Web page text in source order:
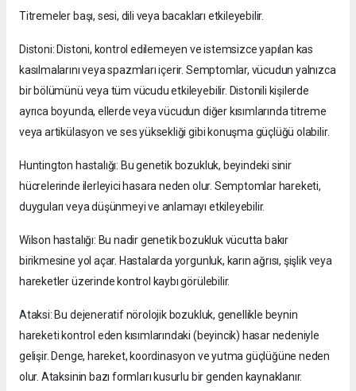
Titremeler başı, sesi, dili veya bacakları etkileyebilir.
Distoni: Distoni, kontrol edilemeyen ve istemsizce yapılan kas
kasılmalarını veya spazmları içerir. Semptomlar, vücudun yalnızca
bir bölümünü veya tüm vücudu etkileyebilir. Distonili kişilerde
ayrıca boyunda, ellerde veya vücudun diğer kısımlarında titreme
veya artikülasyon ve ses yüksekliği gibi konuşma güçlüğü olabilir.
Huntington hastalığı: Bu genetik bozukluk, beyindeki sinir
hücrelerinde ilerleyici hasara neden olur. Semptomlar hareketi,
duyguları veya düşünmeyi ve anlamayı etkileyebilir.
Wilson hastalığı: Bu nadir genetik bozukluk vücutta bakır
birikmesine yol açar. Hastalarda yorgunluk, karın ağrısı, şişlik veya
hareketler üzerinde kontrol kaybı görülebilir.
Ataksi: Bu dejeneratif nörolojik bozukluk, genellikle beynin
hareketi kontrol eden kısımlarındaki (beyincik) hasar nedeniyle
gelişir. Denge, hareket, koordinasyon ve yutma güçlüğüne neden
olur. Ataksinin bazı formları kusurlu bir genden kaynaklanır.